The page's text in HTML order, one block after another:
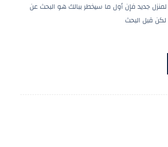
لمنزل جديد فإن أول ما سيخطر ببالك هو البحث عن
قبل البحث